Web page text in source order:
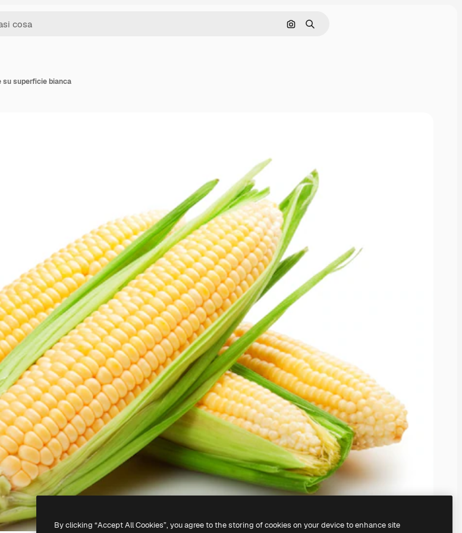
Cerca per immagine
Ricerca
superficie bianca
By clicking “Accept All Cookies”, you agree to the storing of cookies on your device to enhance site